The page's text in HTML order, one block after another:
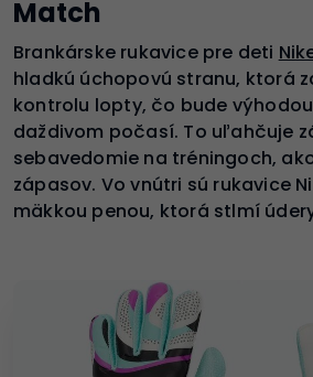
Match
Brankárske rukavice pre deti
hladkú úchopovú stranu, ktorá
kontrolu lopty, čo bude
daždivom počasí. To uľahčuje
sebavedomie na tréningoch,
zápasov. Vo vnútri sú rukavice
mäkkou penou, ktorá stlmí